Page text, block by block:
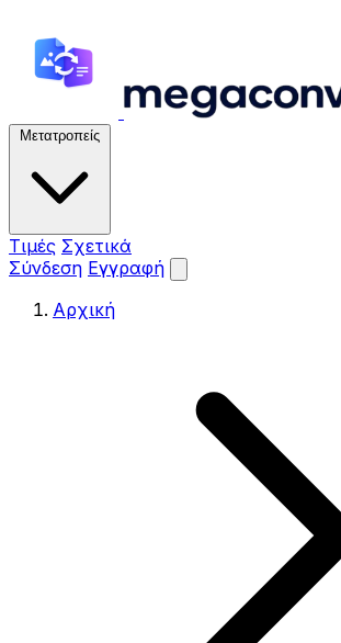
Μετατροπείς
Τιμές Σχετικά
Σύνδεση Εγγραφή
Αρχική